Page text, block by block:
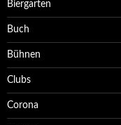
Biergarten
Buch
Bühnen
Clubs
Corona